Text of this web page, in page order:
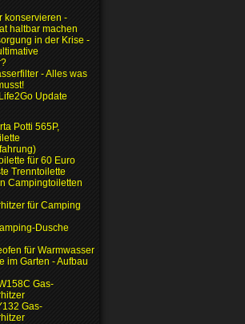
konservieren -
haltbar machen
in der Krise -
- Alles was
Update
Potti 565P,
für 60 Euro
Trenntoilette
Campingtoiletten
für Camping
Dusche
für Warmwasser
im Garten - Aufbau
Gas-
Gas-